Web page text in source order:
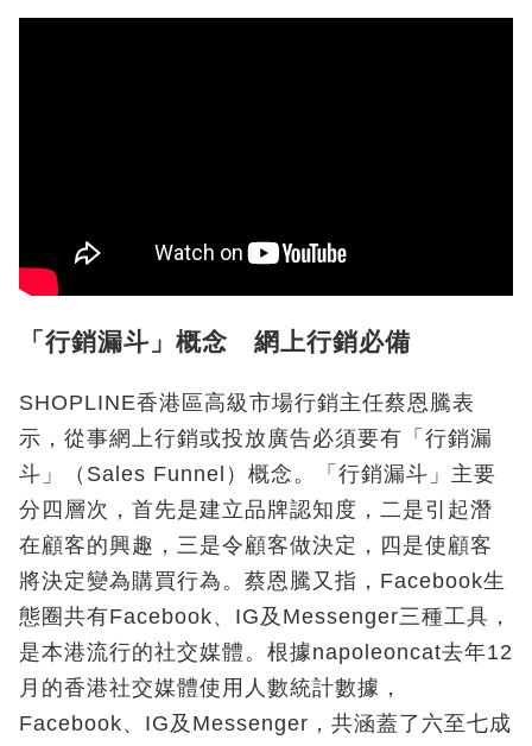
「行銷漏斗」概念 網上行銷必備
SHOPLINE香港區高級市場行銷主任蔡恩騰表
示，從事網上行銷或投放廣告必須要有「行銷漏
斗」（Sales Funnel）概念。「行銷漏斗」主要
分四層次，首先是建立品牌認知度，二是引起潛
在顧客的興趣，三是令顧客做決定，四是使顧客
將決定變為購買行為。蔡恩騰又指，Facebook生
態圈共有Facebook、IG及Messenger三種工具，
是本港流行的社交媒體。根據napoleoncat去年12
月的香港社交媒體使用人數統計數據，
Facebook、IG及Messenger，共涵蓋了六至七成